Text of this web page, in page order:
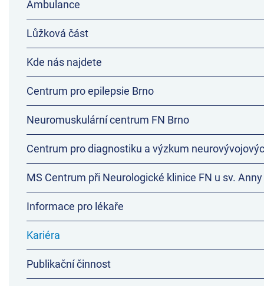
Ambulance
Lůžková část
Kde nás najdete
Centrum pro epilepsie Brno
Neuromuskulární centrum FN Brno
Centrum pro diagnostiku a výzkum
MS Centrum při Neurologické klinice FN u sv. Anny
Informace pro lékaře
Kariéra
Publikační činnost